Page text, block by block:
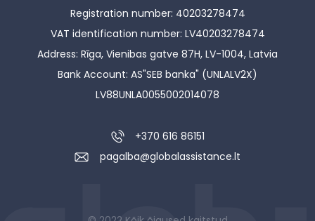
Registration number: 40203278474
VAT identification number: LV40203278474
Address: Rīga, Vienibas gatve 87H, LV-1004, Latvia
Bank Account: AS"SEB banka" (UNLALV2X)
LV88UNLA0055002014078
+370 616 86151
pagalba@globalassistance.lt